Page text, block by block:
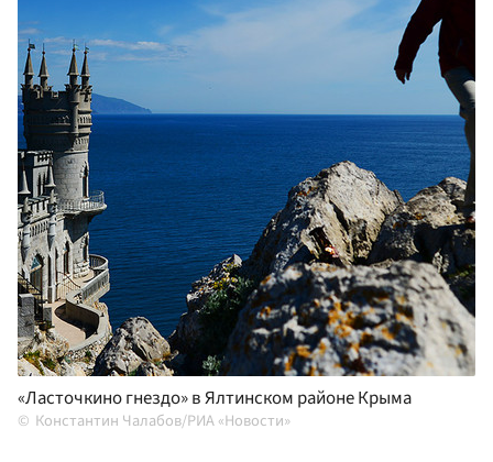
«Ласточкино гнездо» в Ялтинском районе Крыма
Константин Чалабов/РИА «Новости»